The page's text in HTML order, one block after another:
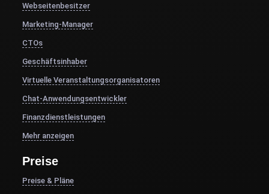
Webseitenbesitzer
Marketing-Manager
CTOs
Geschäftsinhaber
Virtuelle Veranstaltungsorganisatoren
Chat-Anwendungsentwickler
Finanzdienstleistungen
Mehr anzeigen
Preise
Preise & Pläne